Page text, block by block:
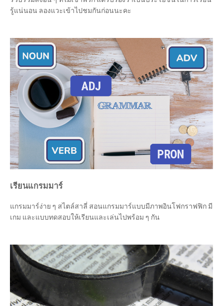
รู้แน่นอน ลองแวะเข้าไปชมกันก่อนนะคะ
เรียนแกรมมาร์
แกรมมาร์ง่าย ๆ สไตล์สาลี่ สอนแกรมมาร์แบบมีภาพอินโฟกราฟฟิก มี
เกม และแบบทดสอบให้เรียนและเล่นไปพร้อม ๆ กัน